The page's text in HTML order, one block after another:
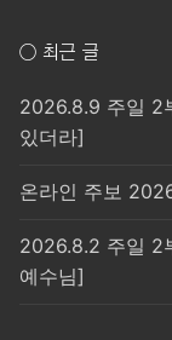
○ 최근 글
2026.8.9 주일 2
있더라]
온라인 주보
2026.8.2 주일 2
예수님]